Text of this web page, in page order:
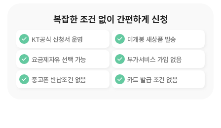
복잡한 조건 없이 간편하게 신청
KT공식 신청서 운영 미개봉 새상품 발송
요금제자유 선택 가능 부가서비스 가입 없음
중고폰 반납조건 없음 카드 발급 조건 없음